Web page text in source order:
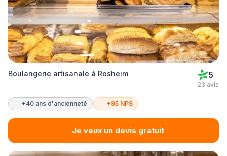
Boulangerie artisanale à Rosheim 5
23 avis
+40 ans d'ancienneté +95 NPS
Je veux un devis gratuit